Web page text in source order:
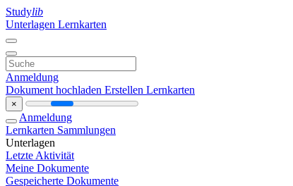
Studylib
Unterlagen Lernkarten
Anmeldung
Dokument hochladen Erstellen Lernkarten
×
Anmeldung
Lernkarten Sammlungen
Unterlagen
Letzte Aktivität
Meine Dokumente
Gespeicherte Dokumente